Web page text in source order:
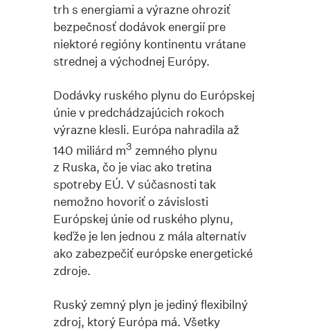
trh s energiami a výrazne ohroziť
bezpečnosť dodávok energií pre
niektoré regióny kontinentu vrátane
strednej a východnej Európy.
Dodávky ruského plynu do Európskej
únie v predchádzajúcich rokoch
výrazne klesli. Európa nahradila až
140 miliárd m3 zemného plynu
z Ruska, čo je viac ako tretina
spotreby EÚ. V súčasnosti tak
nemožno hovoriť o závislosti
Európskej únie od ruského plynu,
keďže je len jednou z mála alternatív
ako zabezpečiť európske energetické
zdroje.
Ruský zemný plyn je jediný flexibilný
zdroj, ktorý Európa má. Všetky